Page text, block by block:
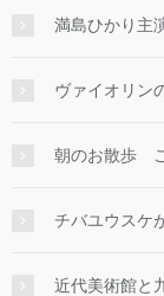
満島ひかり主
ヴァイオリン
朝のお散歩
チバユウスケ
近代美術館と